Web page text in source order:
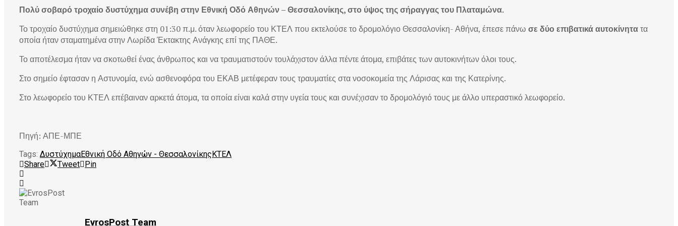
Πολύ σοβαρό τροχαίο δυστύχημα συνέβη στην Εθνική Οδό Αθηνών – Θεσσαλονίκης, στο ύψος της σήραγγας του Πλαταμώνα.
Το τροχαίο δυστύχημα σημειώθηκε στη 01:30 π.μ. όταν λεωφορείο του ΚΤΕΛ που εκτελούσε το δρομολόγιο Θεσσαλονίκη- Αθήνα, έπεσε πάνω σε δύο επιβατικά αυτοκίνητατα
οποία ήταν σταματημένα στην Λωρίδα Έκτακτης Ανάγκης επί της ΠΑΘΕ.
Το αποτέλεσμα ήταν να σκοτωθεί ένας άνθρωπος και να τραυματιστούν τουλάχιστον άλλα πέντε άτομα, επιβάτες των αυτοκινήτων όλοι τους.
Στο σημείο έφτασαν η Αστυνομία, ενώ ασθενοφόρα του ΕΚΑΒ μετέφεραν τους τραυματίες στα νοσοκομεία της Λάρισας και της Κατερίνης.
Στο λεωφορείο του ΚΤΕΛ επέβαιναν αρκετά άτομα, τα οποία είναι καλά στην υγεία τους και συνέχισαν το δρομολόγιό τους με άλλο υπεραστικό λεωφορείο.
Πηγή: ΑΠΕ-ΜΠΕ
Tags: ΔυστύχημαΕθνική Οδό Αθηνών - ΘεσσαλονίκηςΚΤΕΛ
Share
Tweet Pin
EvrosPost Team